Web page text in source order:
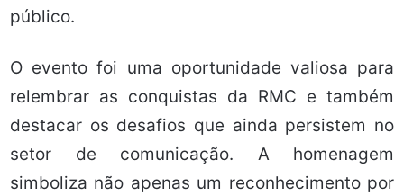
público.
O evento foi uma oportunidade valiosa para
relembrar as conquistas da RMC e também
destacar os desafios que ainda persistem no
setor de comunicação. A homenagem
simboliza não apenas um reconhecimento por